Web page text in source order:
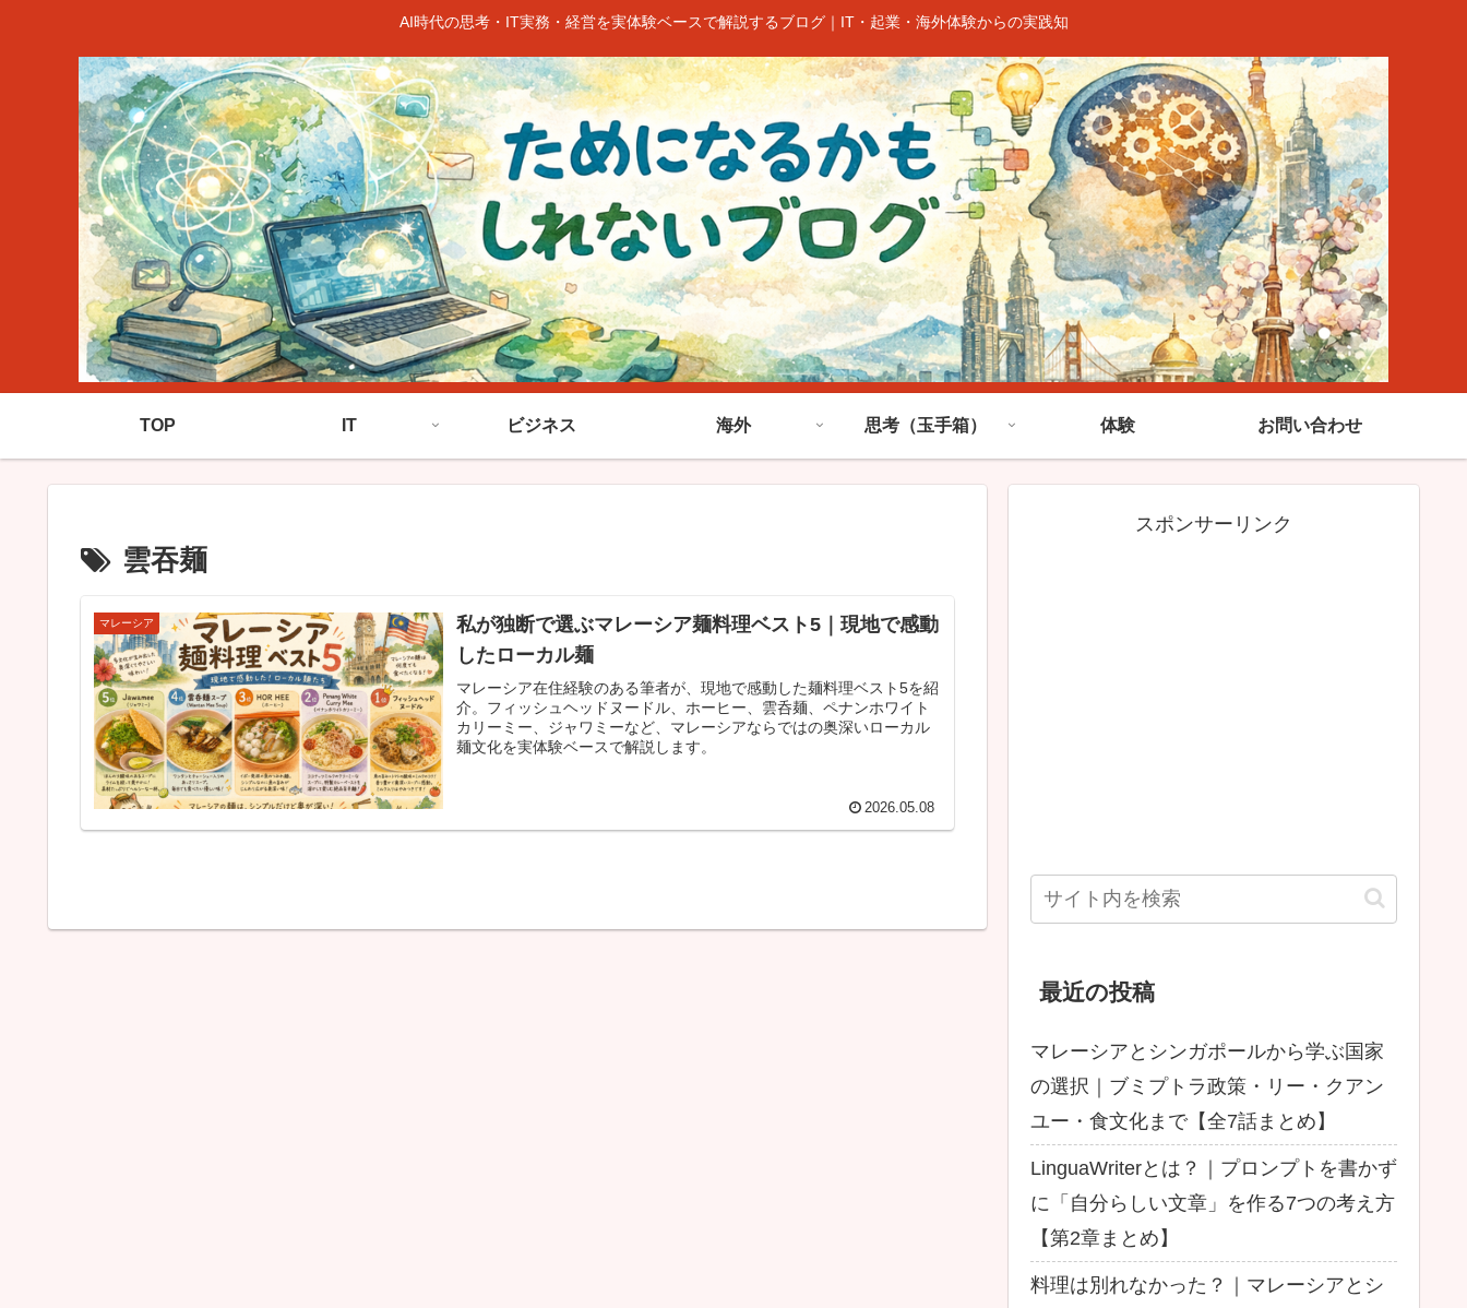
AI時代の思考・IT実務・経営を実体験ベースで解説するブログ｜IT・起業・海外体験からの実践知
TOP IT ビジネス 海外 思考（玉手箱） 体験 お問い合わせ
雲吞麺
マレーシア
私が独断で選ぶマレーシア麺料理ベスト5｜現地で感動
したローカル麺
マレーシア在住経験のある筆者が、現地で感動した麺料理ベスト5を紹
介。フィッシュヘッドヌードル、ホーヒー、雲呑麺、ペナンホワイト
カリーミー、ジャワミーなど、マレーシアならではの奥深いローカル
麺文化を実体験ベースで解説します。
2026.05.08
スポンサーリンク
最近の投稿
マレーシアとシンガポールから学ぶ国家
の選択｜ブミプトラ政策・リー・クアン
ユー・食文化まで【全7話まとめ】
LinguaWriterとは？｜プロンプトを書かず
に「自分らしい文章」を作る7つの考え方
【第2章まとめ】
料理は別れなかった？｜マレーシアとシ